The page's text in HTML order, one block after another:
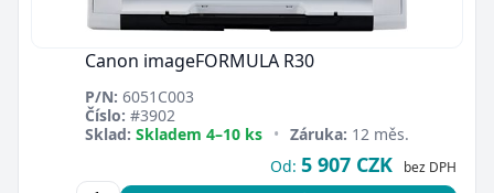
Canon imageFORMULA R30
P/N: 6051C003
Číslo: #3902
Sklad: Skladem 4–10 ks • Záruka: 12 měs.
Od: 5 907 CZK bez DPH